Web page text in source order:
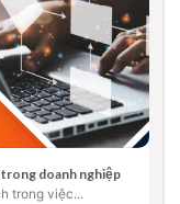
trong doanh nghiệp
trong việc...